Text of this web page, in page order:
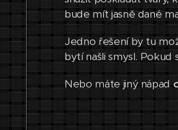
bude mít jasně dané
Jedno řešení by tu
bytí našli smysl. Pokud
Nebo máte jiný nápad